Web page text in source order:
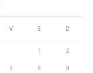
V S D
1 2
7 8 9